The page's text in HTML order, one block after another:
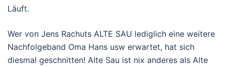
Läuft.
Wer von Jens Rachuts ALTE SAU lediglich eine weitere
Nachfolgeband Oma Hans usw erwartet, hat sich
diesmal geschnitten! Alte Sau ist nix anderes als Alte